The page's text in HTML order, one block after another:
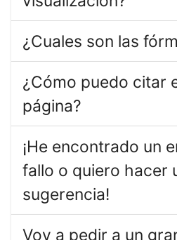
¿Cuales son las
¿Cómo puedo citar
página?
¡He encontrado un
fallo o quiero hacer
sugerencia!
Voy a pedir a un